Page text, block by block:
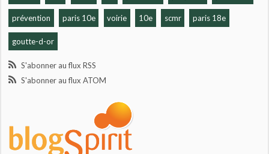
prévention paris 10e voirie 10e scmr paris 18e
goutte-d-or
S'abonner au flux RSS
S'abonner au flux ATOM